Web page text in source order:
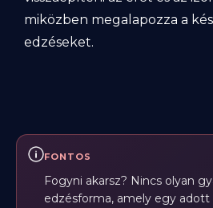
miközben megalapozza a
edzéseket.
FONTOS
Fogyni akarsz? Nincs olyan
edzésforma, amely egy adott